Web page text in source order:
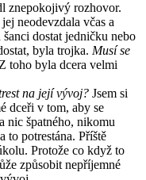
znepokojivý rozhovor.
neodevzdala včas a
dostat jedničku nebo
byla trojka. Musí se
toho byla dcera velmi
na její vývoj? Jsem si
dceři v tom, aby se
nic špatného, nikomu
to potrestána. Příště
Protože co když to
způsobit nepříjemné